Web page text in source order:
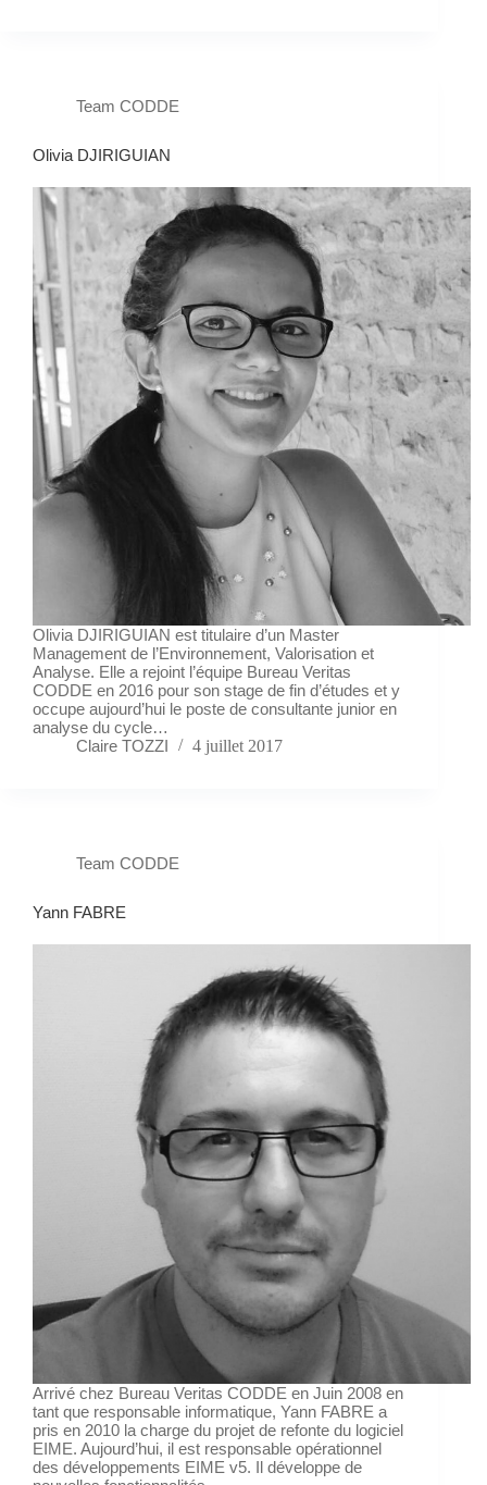
Team CODDE
Olivia DJIRIGUIAN
Olivia DJIRIGUIAN est titulaire d’un Master
Management de l’Environnement, Valorisation et
Analyse. Elle a rejoint l’équipe Bureau Veritas
CODDE en 2016 pour son stage de fin d’études et y
occupe aujourd’hui le poste de consultante junior en
analyse du cycle…
Claire TOZZI
4 juillet 2017
Team CODDE
Yann FABRE
Arrivé chez Bureau Veritas CODDE en Juin 2008 en
tant que responsable informatique, Yann FABRE a
pris en 2010 la charge du projet de refonte du logiciel
EIME. Aujourd’hui, il est responsable opérationnel
des développements EIME v5. Il développe de